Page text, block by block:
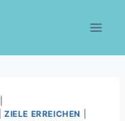
|ZIELE ERREICHEN